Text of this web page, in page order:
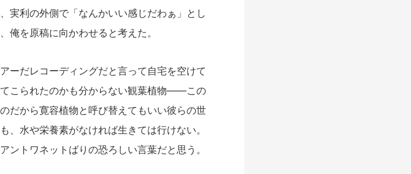
実利の外側で「なんかいい感じだわぁ」とし
俺を原稿に向かわせると考えた。
ーだレコーディングだと言って自宅を空けて
こられたのかも分からない観葉植物――この
だから寛容植物と呼び替えてもいい彼らの世
水や栄養素がなければ生きては行けない。
ントワネットばりの恐ろしい言葉だと思う。